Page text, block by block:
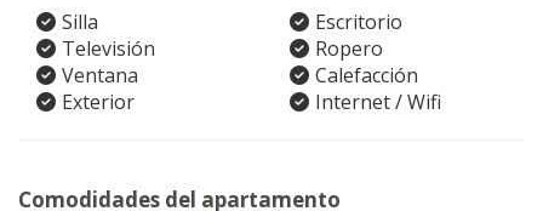
Silla
Escritorio
Televisión
Ropero
Ventana
Calefacción
Exterior
Internet / Wifi
Comodidades del apartamento